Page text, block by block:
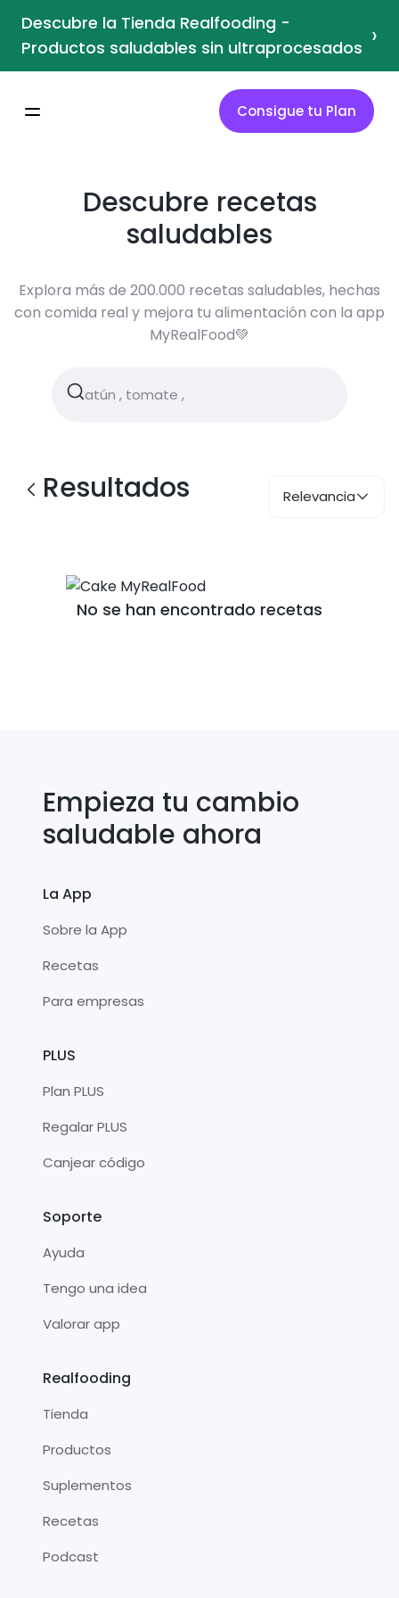
Descubre la Tienda Realfooding -
Productos saludables sin ultraprocesados ›
Consigue tu Plan
Descubre recetas
saludables
Explora más de 200.000 recetas saludables, hechas
con comida real y mejora tu alimentación con la app
MyRealFood💚
Resultados Relevancia
No se han encontrado recetas
Empieza tu cambio
saludable ahora
La App
Sobre la App
Recetas
Para empresas
PLUS
Plan PLUS
Regalar PLUS
Canjear código
Soporte
Ayuda
Tengo una idea
Valorar app
Realfooding
Tienda
Productos
Suplementos
Recetas
Podcast